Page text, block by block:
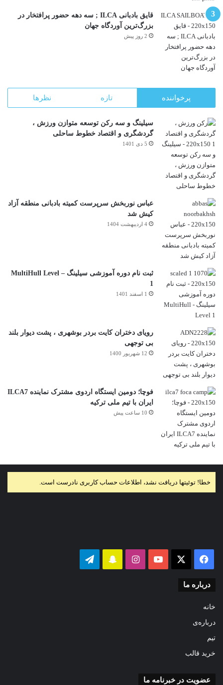
قایق بادبانی ILCA ; سه دهه حضور پرافتخار در
بزرگ‌ترین آوردگاه جهان
2 روز پیش
پرخواننده تازه نظرها
سیلینگ و سه رکن توسعه متوازن ورزش ،
گردشگری و اقتصاد خطوط ساحلی
5 دی 1401
عباس نوربخش سرپرست کمیته بادبانی منطقه آزاد
کیش شد
4 اردیبهشت 1404
ثبت نام دوره آموزشی سیلینگ – MultiHull Level
1
1 اسفند 1401
رویای دختران کایت بردر بوشهری ، پشت دیوار بلند
بی توجهی
12 شهریور 1400
فوچا؛ دومین ایستگاه اردوی مشترک نماینده ILCA7
ایران با تیم ملی ترکیه
10 ساعت پیش
خطا! توئیتها دریافت نشد، اطلاعات حساب کاربری نادرست است.
فیس
بوک
یوتیوباینستاگرام‫اسنپتلگرام
درباره ما
خانه
درباره‌ی
تیم
خرید قالب
عضویت در خبرنامه ما